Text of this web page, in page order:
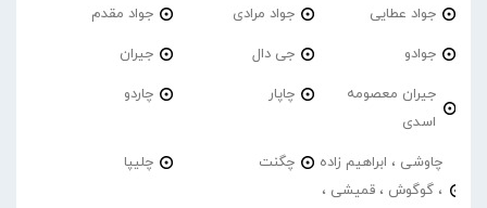
جواد عطایی جواد مرادی جواد مقدم
جوادو جی دال جیران
جیران معصومه
اسدی
چاپار چاردو
چاوشی ، ابراهیم زاده
، گوگوش ، قمیشی ،
چگنت چلیپا